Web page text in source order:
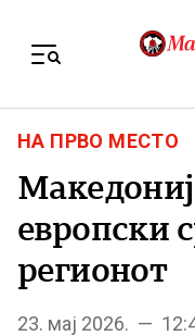
НА ПРВО МЕСТО
европски
регионот
23. мај 2026. —